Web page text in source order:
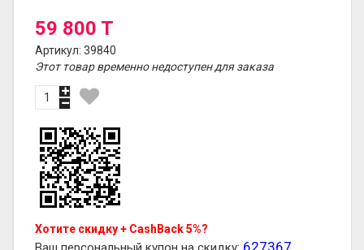
59 800 T
Артикул: 39840
Этот товар временно недоступен для заказа
Хотите скидку + CashBack 5%?
627367